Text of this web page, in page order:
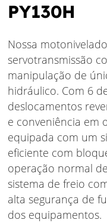
PY130H
Nossa
servotransmissão
manipulação de
hidráulico. Com 6
deslocamentos
e conveniência em
equipada com um
eficiente com
operação normal
sistema de freio
alta segurança de
dos equipamentos.